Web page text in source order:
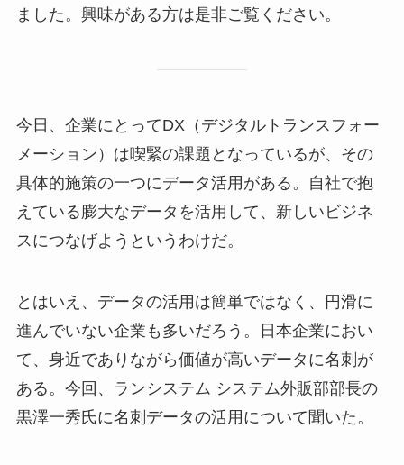
ました。興味がある方は是非ご覧ください。
今日、企業にとってDX（デジタルトランスフォー
メーション）は喫緊の課題となっているが、その
具体的施策の一つにデータ活用がある。自社で抱
えている膨大なデータを活用して、新しいビジネ
スにつなげようというわけだ。
とはいえ、データの活用は簡単ではなく、円滑に
進んでいない企業も多いだろう。日本企業におい
て、身近でありながら価値が高いデータに名刺が
ある。今回、ランシステム システム外販部部長の
黒澤一秀氏に名刺データの活用について聞いた。